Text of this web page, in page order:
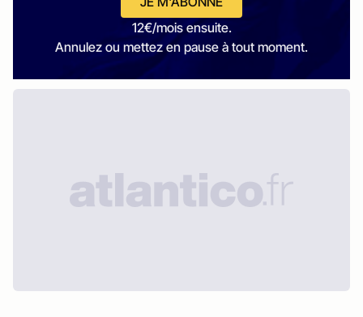
12€/mois ensuite.
Annulez ou mettez en pause à tout moment.